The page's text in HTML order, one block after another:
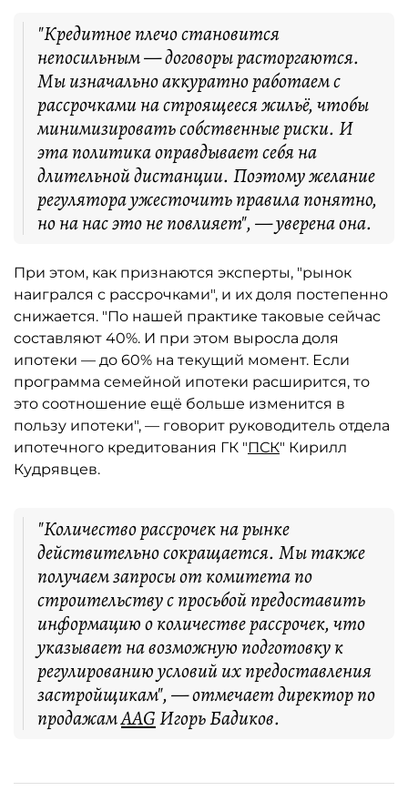
"Кредитное плечо становится
непосильным — договоры расторгаются.
Мы изначально аккуратно работаем с
рассрочками на строящееся жильё, чтобы
минимизировать собственные риски. И
эта политика оправдывает себя на
длительной дистанции. Поэтому желание
регулятора ужесточить правила понятно,
но на нас это не повлияет", — уверена она.
При этом, как признаются эксперты, "рынок
наигрался с рассрочками", и их доля постепенно
снижается. "По нашей практике таковые сейчас
составляют 40%. И при этом выросла доля
ипотеки — до 60% на текущий момент. Если
программа семейной ипотеки расширится, то
это соотношение ещё больше изменится в
пользу ипотеки", — говорит руководитель отдела
ипотечного кредитования ГК "ПСК" Кирилл
Кудрявцев.
"Количество рассрочек на рынке
действительно сокращается. Мы также
получаем запросы от комитета по
строительству с просьбой предоставить
информацию о количестве рассрочек, что
указывает на возможную подготовку к
регулированию условий их предоставления
застройщикам", — отмечает директор по
продажамAAGИгорь Бадиков.